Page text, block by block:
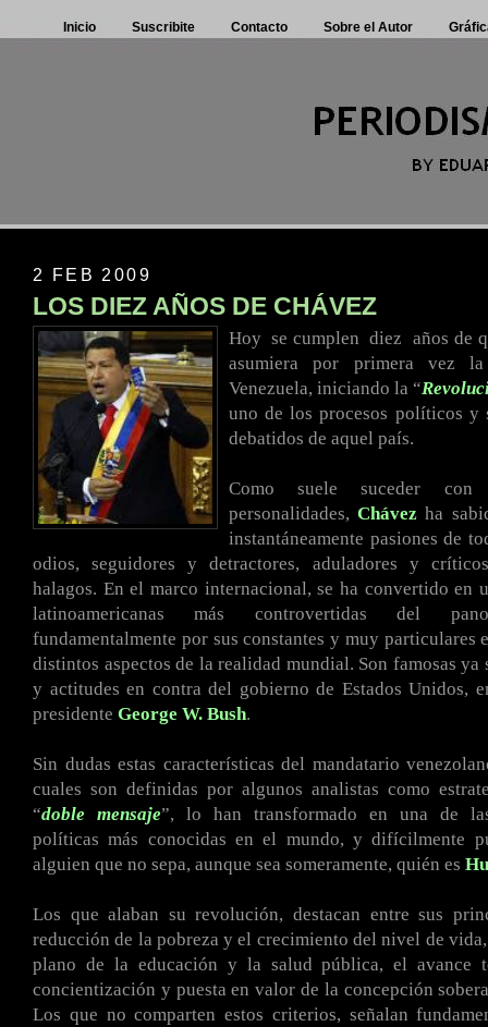
Inicio Suscribite Contacto Sobre el Autor
2 FEB 2009
LOS DIEZ AÑOS DE CHÁVEZ
Hoy .se cumplen .diez años de
asumiera por primera vez
Venezuela, iniciando la “
uno de los procesos políticos y
debatidos de aquel país.
Como suele suceder
personalidades,Chávez ha
instantáneamente pasiones de
odios, seguidores y detractores, aduladores y
halagos. En el marco internacional, se ha convertido en
latinoamericanas más controvertidas del
fundamentalmente por sus constantes y muy particulares
distintos aspectos de la realidad mundial. Son famosas ya
y actitudes en contra del gobierno de Estados Unidos,
presidente George W. Bush.
Sin dudas estas características del mandatario
cuales son definidas por algunos analistas como
“doble mensaje”, lo han transformado en una de
políticas más conocidas en el mundo, y difícilmente
alguien que no sepa, aunque sea someramente, quién es
Los que alaban su revolución, destacan entre sus
reducción de la pobreza y el crecimiento del nivel de
plano de la educación y la salud pública, el avance
concientización y puesta en valor de la concepción
Los que no comparten estos criterios, señalan